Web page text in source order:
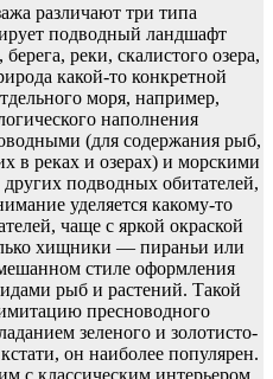
различают три типа
подводный ландшафт
реки, скалистого озера,
какой-то конкретной
моря, например,
наполнения
(для содержания рыб,
в реках и озерах) и морскими
подводных обитателей,
уделяется какому-то
чаще с яркой окраской
хищники — пираньи или
стиле оформления
рыб и растений. Такой
пресноводного
зеленого и золотисто-
он наиболее популярен.
с классическим интерьером